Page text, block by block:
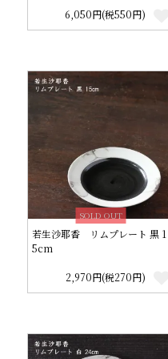
6,050円(税550円)
SOLD OUT
若生沙耶香 リムプレート 黒 1
5cm
2,970円(税270円)